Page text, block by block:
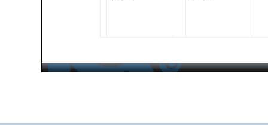
Q9300
nVidia GeForce 9800